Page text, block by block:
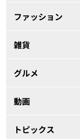
ファッション
雑貨
グルメ
動画
トピックス